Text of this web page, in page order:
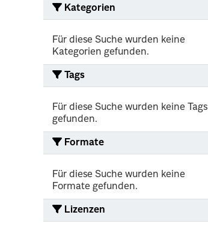
Kategorien
Für diese Suche wurden keine
Kategorien gefunden.
Tags
Für diese Suche wurden keine Tags
gefunden.
Formate
Für diese Suche wurden keine
Formate gefunden.
Lizenzen